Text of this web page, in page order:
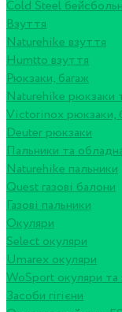
Cold Steel
Взуття
Naturehike взуття
Humtto взуття
Рюкзаки, багаж
Naturehike рюкзаки
Victorinox рюкзаки,
Deuter рюкзаки
Пальники та
Naturehike пальники
Quest газові балони
Газові пальники
Окуляри
Select окуляри
Umarex окуляри
WoSport окуляри та
Засоби гігієни